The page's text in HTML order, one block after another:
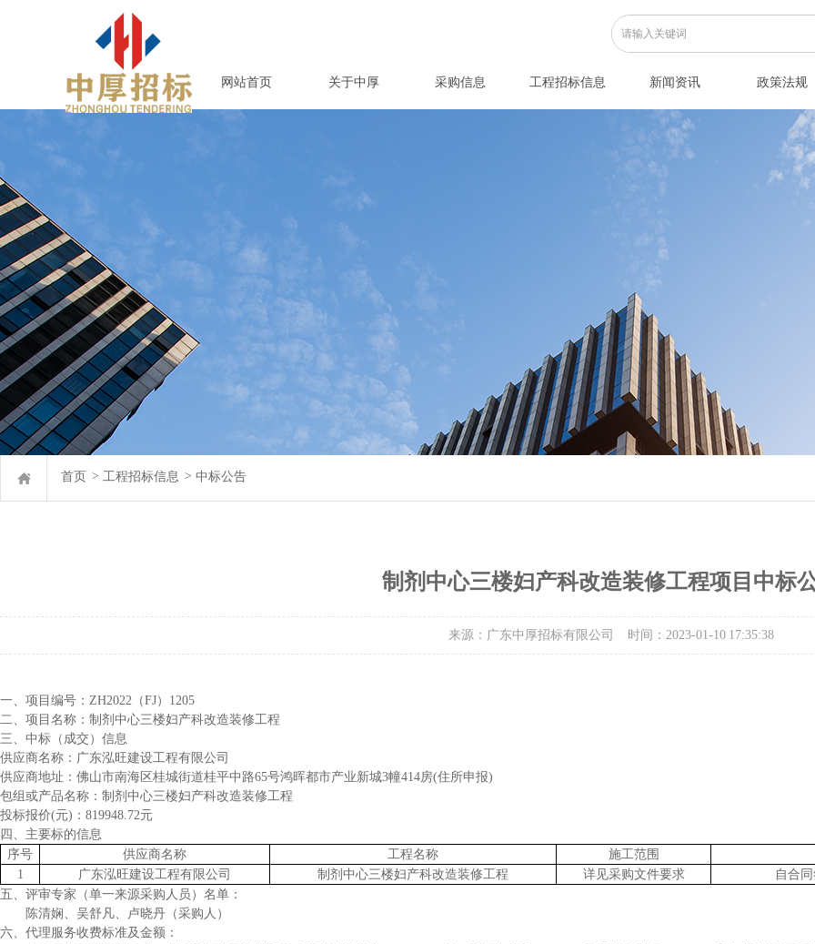
网站首页 关于中厚 采购信息 工程招标信息 新闻资讯 政策法规
首页 > 工程招标信息 > 中标公告
制剂中心三楼妇产科改造装修工程项目中标
来源：广东中厚招标有限公司 时间：2023-01-10 17:35:38
一、项目编号： ZH2022（FJ）1205
二、项目名称： 制剂中心三楼妇产科改造装修工程
三、中标（成交）信息
供应商名称： 广东泓旺建设工程有限公司
供应商地址：佛山市南海区桂城街道桂平中路65号鸿晖都市产业新城3幢414房(住所申报)
包组或产品名称： 制剂中心三楼妇产科改造装修工程
投标报价(元)： 819948.72元
四、主要标的信息
序号
供应商名称 工程名称 施工范围
1
广东泓旺建设工程有限公司 制剂中心三楼妇产科改造装修工程 详见采购文件要求 自合
五、 评审专家（单一来源采购人员）名单：
陈清娴、吴舒凡、卢晓丹（采购人）
六、代理服务收费标准及金额：